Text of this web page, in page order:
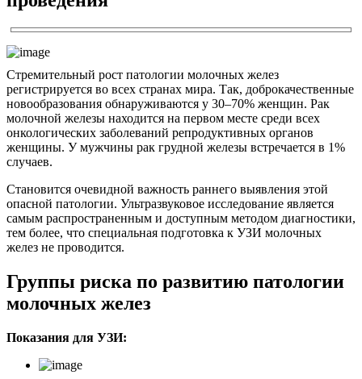
Стремительный рост патологии молочных желез
регистрируется во всех странах мира. Так, доброкачественные
новообразования обнаруживаются у 30–70% женщин. Рак
молочной железы находится на первом месте среди всех
онкологических заболеваний репродуктивных органов
женщины. У мужчины рак грудной железы встречается в 1%
случаев.
Становится очевидной важность раннего выявления этой
опасной патологии. Ультразвуковое исследование является
самым распространенным и доступным методом диагностики,
тем более, что специальная подготовка к УЗИ молочных
желез не проводится.
Группы риска по развитию патологии
молочных желез
Показания для УЗИ: